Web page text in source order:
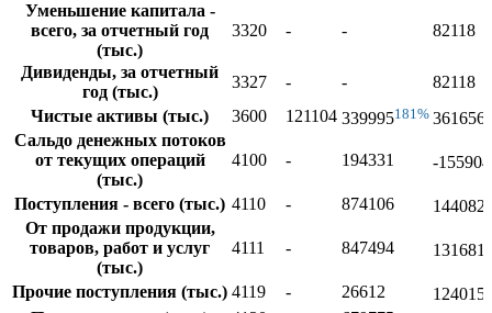
Уменьшение капитала -
всего, за отчетный год
(тыс.)
3320 - - 82118
Дивиденды, за отчетный
год (тыс.)
3327 - -
82118
Чистые активы (тыс.)
3600 121104 339995181% 361656
Сальдо денежных потоков
от текущих операций
(тыс.)
4100 - 194331 -155904
Поступления - всего (тыс.) 4110 - 874106
От продажи продукции,
товаров, работ и услуг
(тыс.)
4111 - 847494
Прочие поступления (тыс.) 4119 - 26612 124015